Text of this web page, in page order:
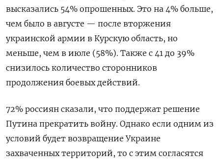
высказались 54% опрошенных. Это на 4% больше,
чем было в августе — после вторжения
украинской армии в Курскую область, но
меньше, чем в июле (58%). Также с 41 до 39%
снизилось количество сторонников
продолжения боевых действий.
72% россиян сказали, что поддержат решение
Путина прекратить войну. Однако если одним из
условий будет возвращение Украине
захваченных территорий, то с этим согласятся